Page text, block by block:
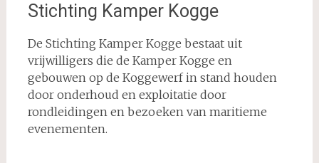
Stichting Kamper Kogge
De Stichting Kamper Kogge bestaat uit
vrijwilligers die de Kamper Kogge en
gebouwen op de Koggewerf in stand houden
door onderhoud en exploitatie door
rondleidingen en bezoeken van maritieme
evenementen.